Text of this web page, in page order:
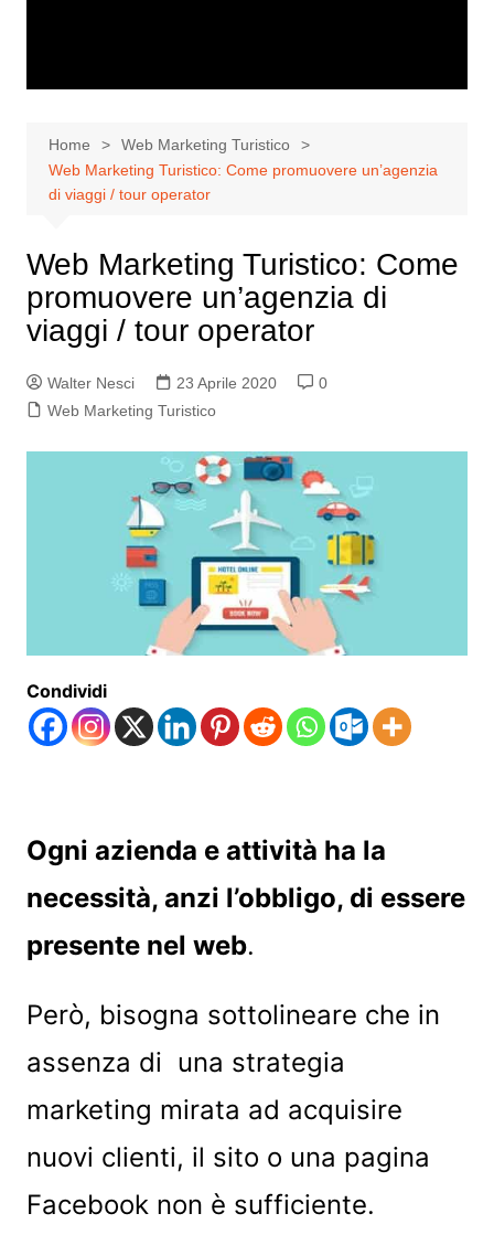
Home
Web Marketing Turistico
Web Marketing Turistico: Come promuovere un’agenzia
di viaggi / tour operator
Web Marketing Turistico: Come
promuovere un’agenzia di
viaggi / tour operator
Walter Nesci 23 Aprile 2020
0
Web Marketing Turistico
Condividi
Ogni azienda e attività ha la
necessità, anzi l’obbligo, di essere
presente nel web.
Però, bisogna sottolineare che in
assenza di una strategia
marketing mirata ad acquisire
nuovi clienti, il sito o una pagina
Facebook non è sufficiente.